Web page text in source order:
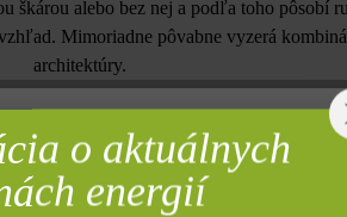
alebo bez nej a podľa toho pôsobí
Mimoriadne pôvabne vyzerá
architektúry.
Farba:
o aktuálnych
energií